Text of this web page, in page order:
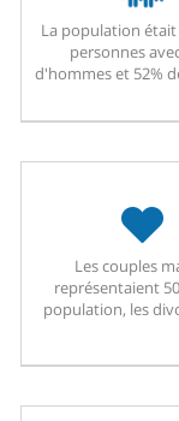
La population était
personnes
d'hommes et 52%
Les couples
représentaient
population, les